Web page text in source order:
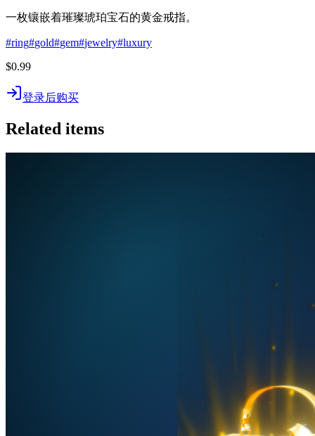
一枚镶嵌着璀璨琥珀宝石的黄金戒指。
#ring#gold#gem#jewelry#luxury
$0.99
登录后购买
Related items